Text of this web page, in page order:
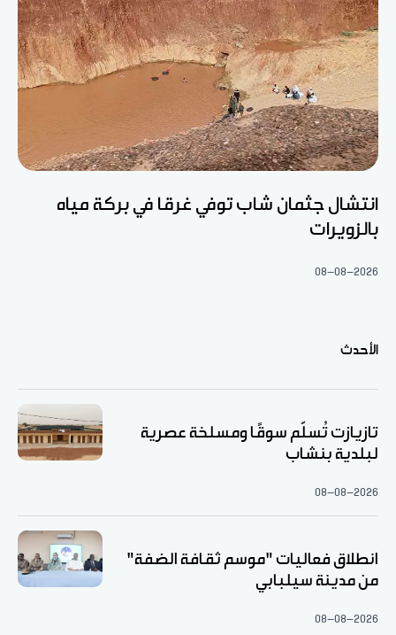
انتشال جثمان شاب توفي غرقا في بركة مياه
بالزويرات
08-08-2026
الأحدث
تازيازت تُسلّم سوقًا ومسلخة عصرية
لبلدية بنشاب
08-08-2026
انطلاق فعاليات "موسم ثقافة الضفة"
من مدينة سيلبابي
08-08-2026